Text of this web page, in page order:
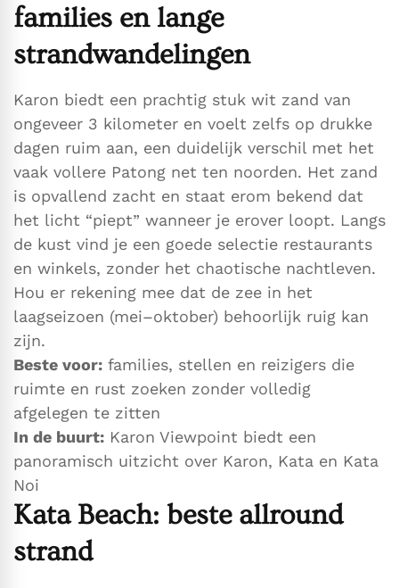
families en lange
strandwandelingen
Karon biedt een prachtig stuk wit zand van
ongeveer 3 kilometer en voelt zelfs op drukke
dagen ruim aan, een duidelijk verschil met het
vaak vollere Patong net ten noorden. Het zand
is opvallend zacht en staat erom bekend dat
het licht “piept” wanneer je erover loopt. Langs
de kust vind je een goede selectie restaurants
en winkels, zonder het chaotische nachtleven.
Hou er rekening mee dat de zee in het
laagseizoen (mei–oktober) behoorlijk ruig kan
zijn.
Beste voor: families, stellen en reizigers die
ruimte en rust zoeken zonder volledig
afgelegen te zitten
In de buurt: Karon Viewpoint biedt een
panoramisch uitzicht over Karon, Kata en Kata
Noi
Kata Beach: beste allround
strand